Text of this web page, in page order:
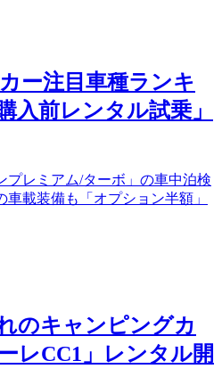
ー注目車種ランキ
入前レンタル試乗」
プレミアム/ターボ」の車中泊検
載装備も「オプション半額」
のキャンピングカ
レCC1」レンタル開